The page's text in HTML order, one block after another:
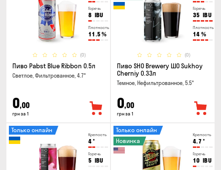
Горечь
8 IBU
Плотность
11.5 %
(0)
Пиво Pabst Blue Ribbon 0.5л
Светлое, Фильтрованное, 4.7°
0,00
грн за 1
Горечь
35 IBU
Плотность
14 %
(0)
Пиво SHO Brewery ШО Sukhoy
Cherniy 0.33л
Темное, Нефильтрованное, 5.5°
0,00
грн за 1
Крепость
4°
Горечь
5 IBU
Только онлайн
Крепость
4.7 °
Горечь
10 IBU
Только онлайн
Новинка